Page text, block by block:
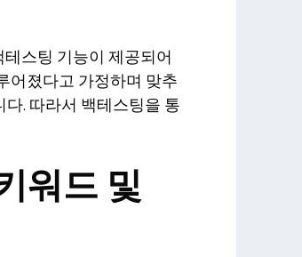
스팅 기능이 제공되어
어졌다고 가정하며 맞추
. 따라서 백테스팅을 통
워드 및